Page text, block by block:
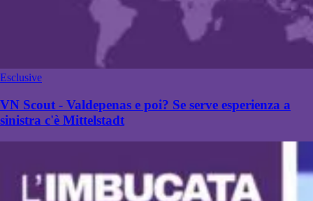
Esclusive
VN Scout - Valdepenas e poi? Se serve esperienza a
sinistra c'è Mittelstadt